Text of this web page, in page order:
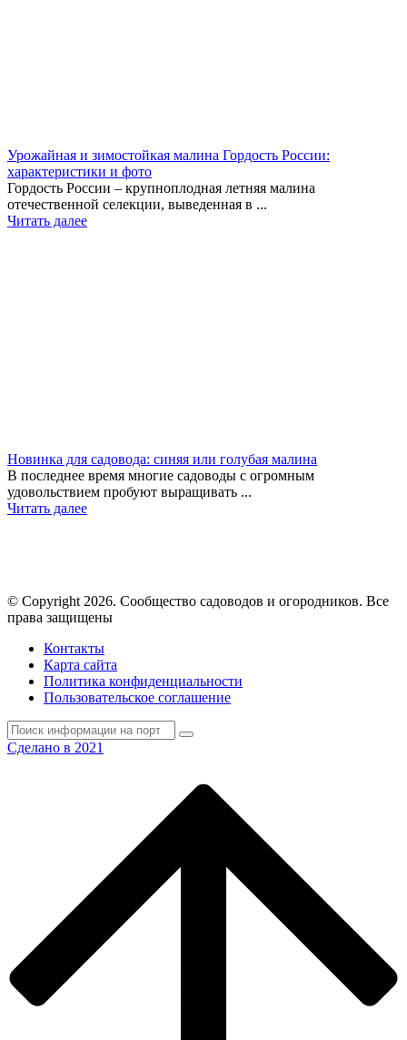
Урожайная и зимостойкая малина Гордость России:
характеристики и фото
Гордость России – крупноплодная летняя малина
отечественной селекции, выведенная в ...
Читать далее
Новинка для садовода: синяя или голубая малина
В последнее время многие садоводы с огромным
удовольствием пробуют выращивать ...
Читать далее
© Copyright 2026. Cообщество садоводов и огородников. Все
права защищены
Контакты
Карта сайта
Политика конфиденциальности
Пользовательское соглашение
Сделано в 2021